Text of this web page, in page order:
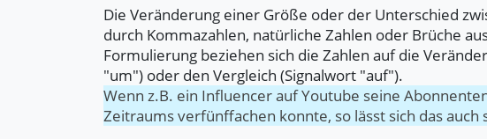
Die Veränderung einer Größe oder der Unterschied
durch Kommazahlen, natürliche Zahlen oder Brüche
Formulierung beziehen sich die Zahlen auf die
"um") oder den Vergleich (Signalwort "auf").
Wenn z.B. ein Influencer auf Youtube seine
Zeitraums verfünffachen konnte, so lässt sich das auch